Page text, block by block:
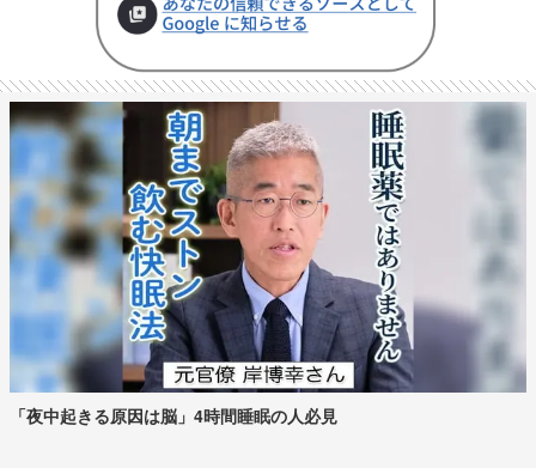
「夜中起きる原因は脳」4時間睡眠の人必見